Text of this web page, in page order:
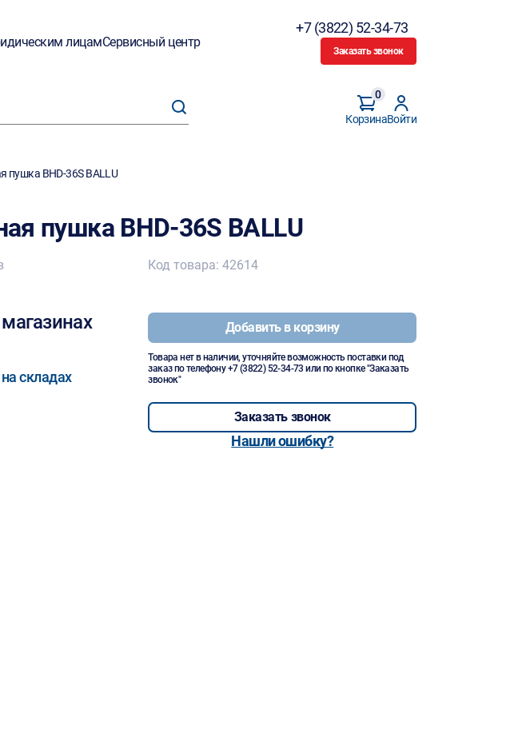
лицамСервисный центр
+7 (3822) 52-34-73
Заказать звонок
Корзина
0
Войти
пушка BHD-36S BALLU
пушка BHD-36S BALLU
складах
Код товара: 42614
Добавить в корзину
Товара нет в наличии, уточняйте возможность поставки под
заказ по телефону+7 (3822) 52-34-73 или по кнопке "Заказать
звонок"
Заказать звонок
Нашли ошибку?